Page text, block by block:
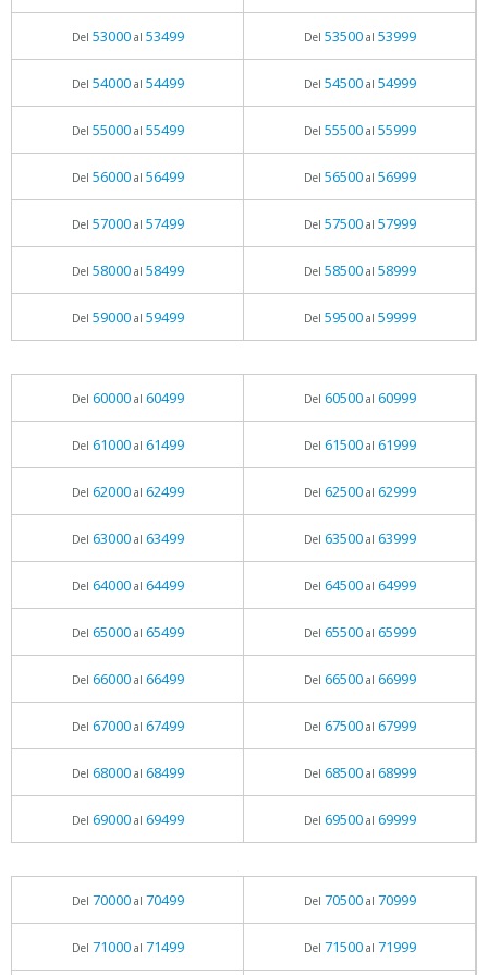
Del 53000al 53499 Del 53500al 53999
Del 54000al 54499 Del 54500al 54999
Del 55000al 55499 Del 55500al 55999
Del 56000al 56499 Del 56500al 56999
Del 57000al 57499 Del 57500al 57999
Del 58000al 58499 Del 58500al 58999
Del 59000al 59499 Del 59500al 59999
Del 60000al 60499 Del 60500al 60999
Del 61000al 61499 Del 61500al 61999
Del 62000al 62499 Del 62500al 62999
Del 63000al 63499 Del 63500al 63999
Del 64000al 64499 Del 64500al 64999
Del 65000al 65499 Del 65500al 65999
Del 66000al 66499 Del 66500al 66999
Del 67000al 67499 Del 67500al 67999
Del 68000al 68499 Del 68500al 68999
Del 69000al 69499 Del 69500al 69999
Del 70000al 70499 Del 70500al 70999
Del 71000al 71499 Del 71500al 71999